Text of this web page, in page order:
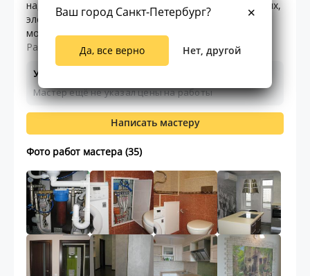
надежного выполнения инженерных: сантехнических,
электромонтажных и других работ; строительно-
монтажных работ; черновых и чистовых отдел ...
Раскрыть текст
Услуги и цены
Мастер ещё не указал цены на работы
Написать мастеру
Фото работ мастера (35)
Ваш город Санкт-Петербург?
Да, все верно Нет, другой